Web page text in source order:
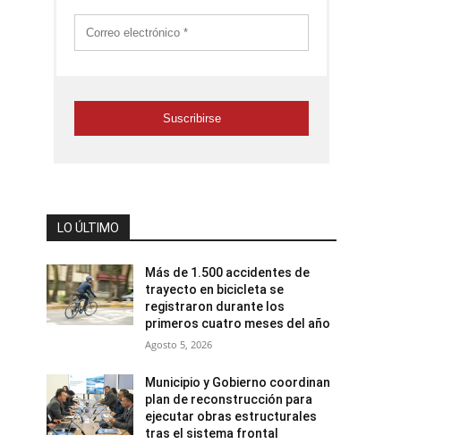
LO ÚLTIMO
Más de 1.500 accidentes de
trayecto en bicicleta se
registraron durante los
primeros cuatro meses del año
Agosto 5, 2026
Municipio y Gobierno coordinan
plan de reconstrucción para
ejecutar obras estructurales
tras el sistema frontal